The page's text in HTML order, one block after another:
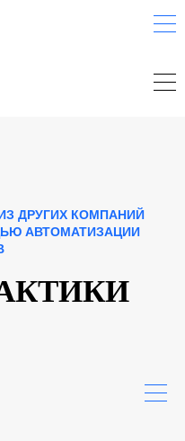
ДРУГИХ КОМПАНИЙ
АВТОМАТИЗАЦИИ